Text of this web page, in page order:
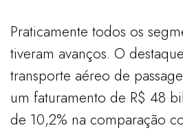
Praticamente todos os
tiveram avanços. O
transporte aéreo de
um faturamento de R$ 48
de 10,2% na comparação